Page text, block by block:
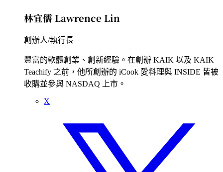
林宜儒 Lawrence Lin
創辦人/執行長
豐富的軟體創業、創新經驗。在創辦 KAIK 以及 KAIK
Teachify 之前，他所創辦的 iCook 愛料理與 INSIDE 皆被
收購並參與 NASDAQ 上市。
X